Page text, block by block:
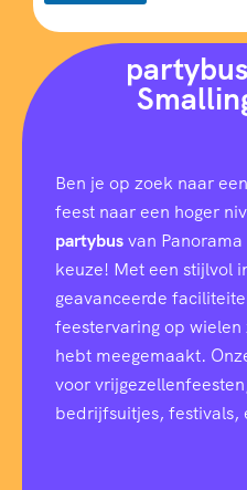
Ben je op zoek naar
feest naar een hoger
partybusvan
keuze! Met een stijlvol
geavanceerde
feestervaring op
hebt meegemaakt.
voor
bedrijfsuitjes, festivals,